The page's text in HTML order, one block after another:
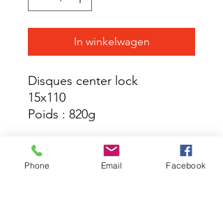
In winkelwagen
Disques center lock
15x110
Poids : 820g
Livré avec
Phone Email Facebook